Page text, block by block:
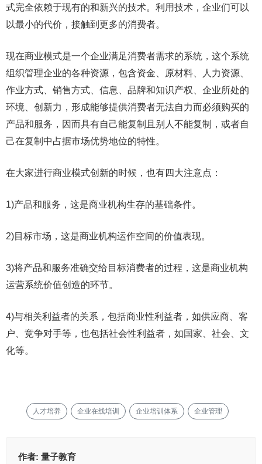
式完全依赖于现有的和新兴的技术。利用技术，企业们可以
以最小的代价，接触到更多的消费者。
现在商业模式是一个企业满足消费者需求的系统，这个系统
组织管理企业的各种资源，包含资金、原材料、人力资源、
作业方式、销售方式、信息、品牌和知识产权、企业所处的
环境、创新力，形成能够提供消费者无法自力而必须购买的
产品和服务，因而具有自己能复制且别人不能复制，或者自
己在复制中占据市场优势地位的特性。
在大家进行商业模式创新的时候，也有四大注意点：
1)产品和服务，这是商业机构生存的基础条件。
2)目标市场，这是商业机构运作空间的价值表现。
3)将产品和服务准确交给目标消费者的过程，这是商业机构
运营系统价值创造的环节。
4)与相关利益者的关系，包括商业性利益者，如供应商、客
户、竞争对手等，也包括社会性利益者，如国家、社会、文
化等。
人才培养 企业在线培训 企业培训体系 企业管理
作者: 量子教育